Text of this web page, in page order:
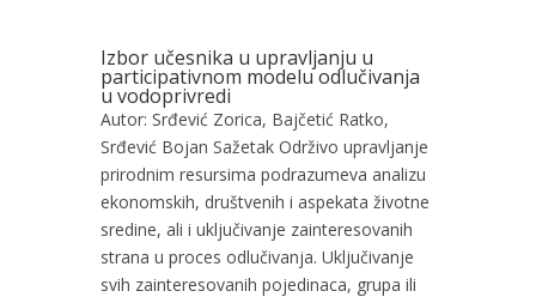
Izbor učesnika u upravljanju u
participativnom modelu odlučivanja
u vodoprivredi
Autor: Srđević Zorica, Bajčetić Ratko,
Srđević Bojan Sažetak Održivo upravljanje
prirodnim resursima podrazumeva analizu
ekonomskih, društvenih i aspekata životne
sredine, ali i uključivanje zainteresovanih
strana u proces odlučivanja. Uključivanje
svih zainteresovanih pojedinaca, grupa ili